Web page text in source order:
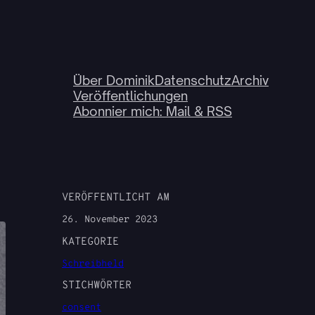
Über DominikDatenschutzArchiv
Veröffentlichungen
Abonnier mich: Mail & RSS
VERÖFFENTLICHT AM
26. November 2023
KATEGORIE
Schreibheld
STICHWÖRTER
consent